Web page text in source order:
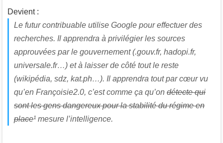
Devient :
Le futur contribuable utilise Google pour effectuer des
recherches. Il apprendra à privilégier les sources
approuvées par le gouvernement (.gouv.fr, hadopi.fr,
universale.fr…) et à laisser de côté tout le reste
(wikipédia, sdz, kat.ph…). Il apprendra tout par cœur vu
qu’en Françoisie2.0, c’est comme ça qu’on détecte qui
sont les gens dangereux pour la stabilité du régime en
place¹ mesure l’intelligence.